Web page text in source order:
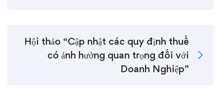
Hội thảo “Cập nhật các quy định thuế
có ảnh hưởng quan trọng đối với
Doanh Nghiệp”